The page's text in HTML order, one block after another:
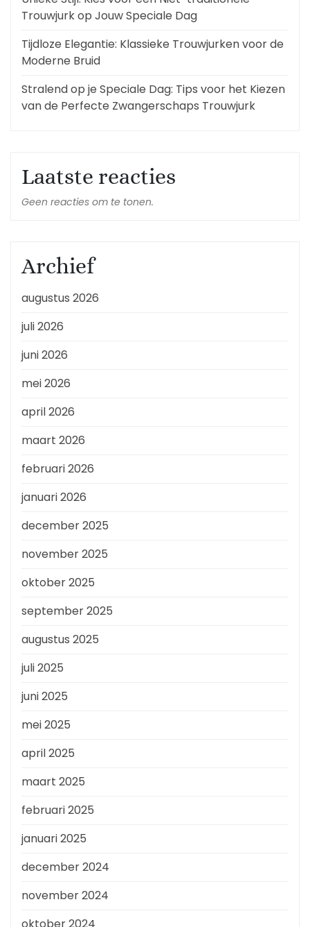
Trouwjurk op Jouw Speciale Dag
Tijdloze Elegantie: Klassieke Trouwjurken voor de
Moderne Bruid
Stralend op je Speciale Dag: Tips voor het Kiezen
van de Perfecte Zwangerschaps Trouwjurk
Laatste reacties
Geen reacties om te tonen.
Archief
augustus 2026
juli 2026
juni 2026
mei 2026
april 2026
maart 2026
februari 2026
januari 2026
december 2025
november 2025
oktober 2025
september 2025
augustus 2025
juli 2025
juni 2025
mei 2025
april 2025
maart 2025
februari 2025
januari 2025
december 2024
november 2024